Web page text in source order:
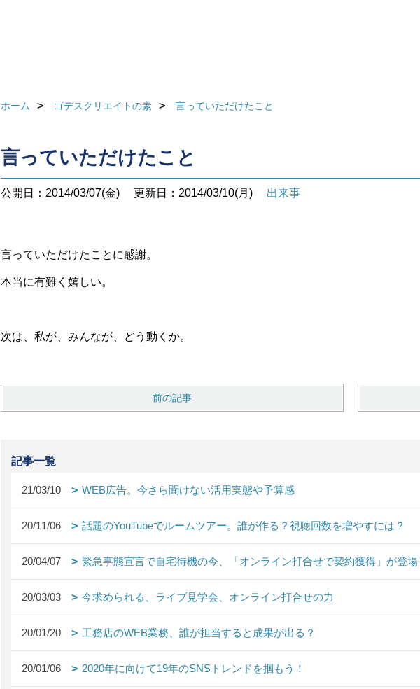
ホーム ゴデスクリエイトの素 言っていただけたこと
言っていただけたこと
公開日：2014/03/07(金) 更新日：2014/03/10(月) 出来事
言っていただけたことに感謝。
本当に有難く嬉しい。
次は、私が、みんなが、どう動くか。
前の記事
記事一覧
21/03/10 WEB広告。今さら聞けない活用実態や予算感
20/11/06 話題のYouTubeでルームツアー。誰が作る？視聴回数を増やすには？
20/04/07 緊急事態宣言で自宅待機の今、「オンライン打合せで契約獲得」が登
20/03/03 今求められる、ライブ見学会、オンライン打合せの力
20/01/20 工務店のWEB業務、誰が担当すると成果が出る？
20/01/06 2020年に向けて19年のSNSトレンドを掴もう！